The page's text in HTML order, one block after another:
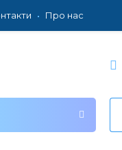
Про нас